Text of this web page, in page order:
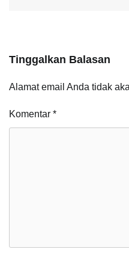
Tinggalkan Balasan
Alamat email Anda tidak
Komentar *